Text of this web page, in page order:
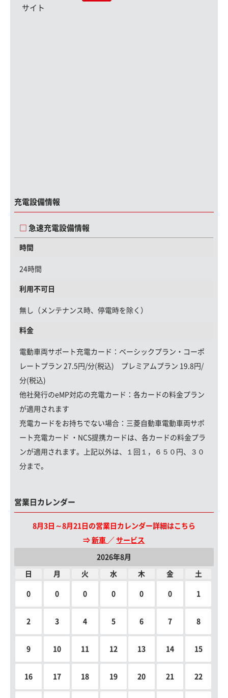
サイト
充電設備情報
急速充電設備情報
時間
24時間
利用不可日
無し（メンテナンス時、停電時を除く）
料金
電動車両サポート充電カード ：ベーシックプラン・コーポ
レートプラン 27.5円/分(税込) プレミアムプラン 19.8円/
分(税込)
他社発行のeMP対応の充電カード：各カードの料金プラン
が適用されます
充電カードをお持ちでない場合： 三菱自動車電動車両サポ
ート充電カード ・NCS提携カードは、各カードの料金プラ
ンが適用されます。上記以外は、１回１，６５０円、３０
分まで。
営業日カレンダー
8月3日～8月21日の営業日カレンダー詳細はこちら
⇒新車 ／サービス
2026年8月
日 月 火 水 木 金 土
0 0 0 0 0 0 1
2 3 4 5 6 7 8
9 10 11 12 13 14 15
16 17 18 19 20 21 22